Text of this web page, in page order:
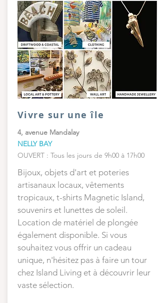
Vivre sur une île
4, avenue Mandalay
NELLY BAY
OUVERT : Tous les jours de 9h00 à 17h00
Bijoux, objets d'art et poteries
artisanaux locaux, vêtements
tropicaux, t-shirts Magnetic Island,
souvenirs et lunettes de soleil.
Location de matériel de plongée
également disponible. Si vous
souhaitez vous offrir un cadeau
unique, n'hésitez pas à faire un tour
chez Island Living et à découvrir leur
vaste sélection.